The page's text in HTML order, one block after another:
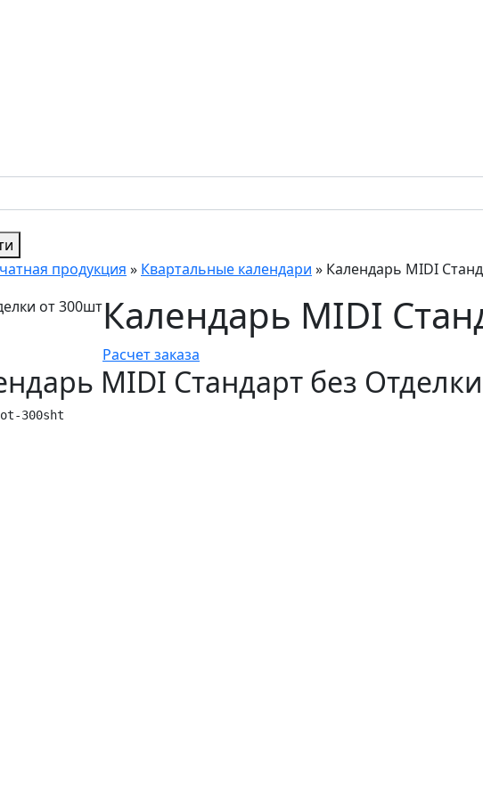
продукция » Квартальные календари » Календарь MIDI
Календарь MIDI
Расчет заказа
MIDI Стандарт без
300sht